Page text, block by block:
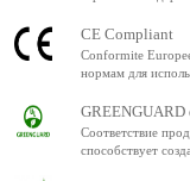
CE Compliant
Conformite
нормам для
Соответствие
способствует